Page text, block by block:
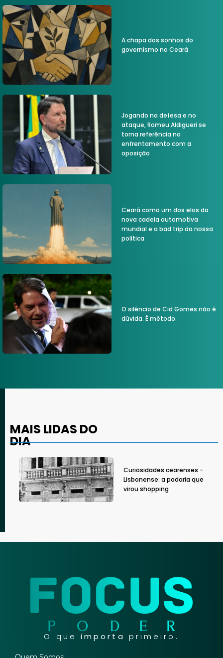
A chapa dos sonhos do
governismo no Ceará
Jogando na defesa e no
ataque, Romeu Aldigueri se
torna referência no
enfrentamento com a
oposição
Ceará como um dos elos da
nova cadeia automotiva
mundial e a bad trip da nossa
política
O silêncio de Cid Gomes não é
dúvida. É método.
MAIS LIDAS DO
DIA
Curiosidades cearenses –
Lisbonense: a padaria que
virou shopping
O que importa primeiro.